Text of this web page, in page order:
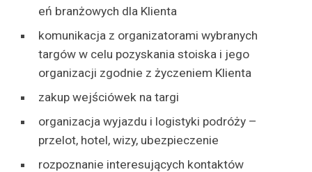
eń branżowych dla Klienta
komunikacja z organizatorami wybranych
targów w celu pozyskania stoiska i jego
organizacji zgodnie z życzeniem Klienta
zakup wejściówek na targi
organizacja wyjazdu i logistyki podróży –
przelot, hotel, wizy, ubezpieczenie
rozpoznanie interesujących kontaktów